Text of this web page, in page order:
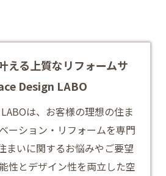
える上質なリフォームサ
Design LABO
は、お客様の理想の住ま
ーション・リフォームを専門
まいに関するお悩みやご要望
性とデザイン性を両立した空